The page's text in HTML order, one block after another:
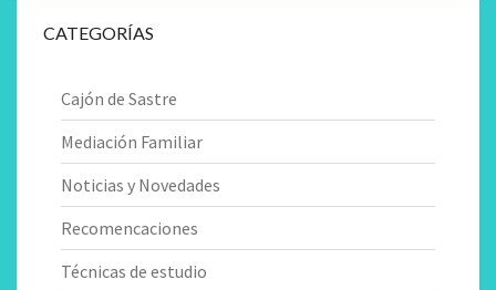
CATEGORÍAS
Cajón de Sastre
Mediación Familiar
Noticias y Novedades
Recomencaciones
Técnicas de estudio